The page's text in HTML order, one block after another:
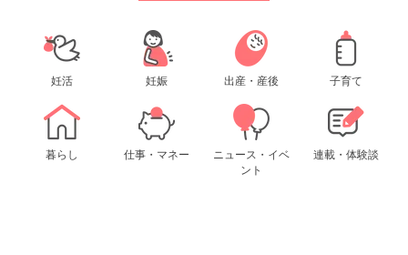
妊活 妊娠 出産・産後 子育て
暮らし 仕事・マネー
ニュース・イベ
ント
連載・体験談